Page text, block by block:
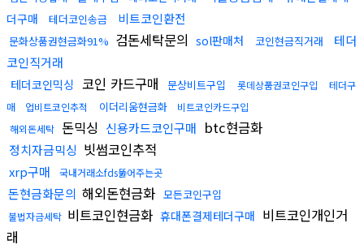
더구매
테더코인송금 비트코인환전
문화상품권현금화91% 검돈세탁문의 sol판매처 코인현금직거래
테더
코인직거래
테더코인믹싱 코인 카드구매 문상비트구입 롯데상품권코인구입
테더구
매
업비트코인추적 이더리움현금화
비트코인카드구입
해외돈세탁 돈믹싱 신용카드코인구매 btc현금화
정치자금믹싱 빗썸코인추적
xrp구매 국내거래소fds뚫어주는곳
돈현금화문의 해외돈현금화 모든코인구입
불법자금세탁 비트코인현금화 휴대폰결제테더구매 비트코인개인거
래